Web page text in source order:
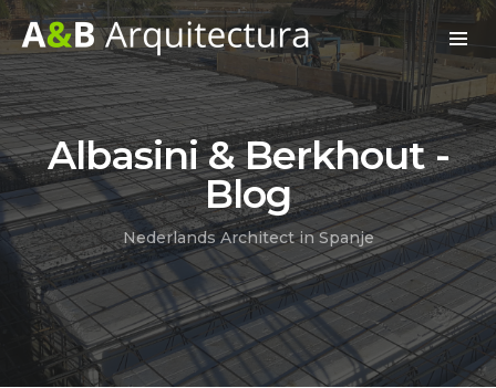
Albasini & Berkhout -
Blog
Nederlands Architect in Spanje